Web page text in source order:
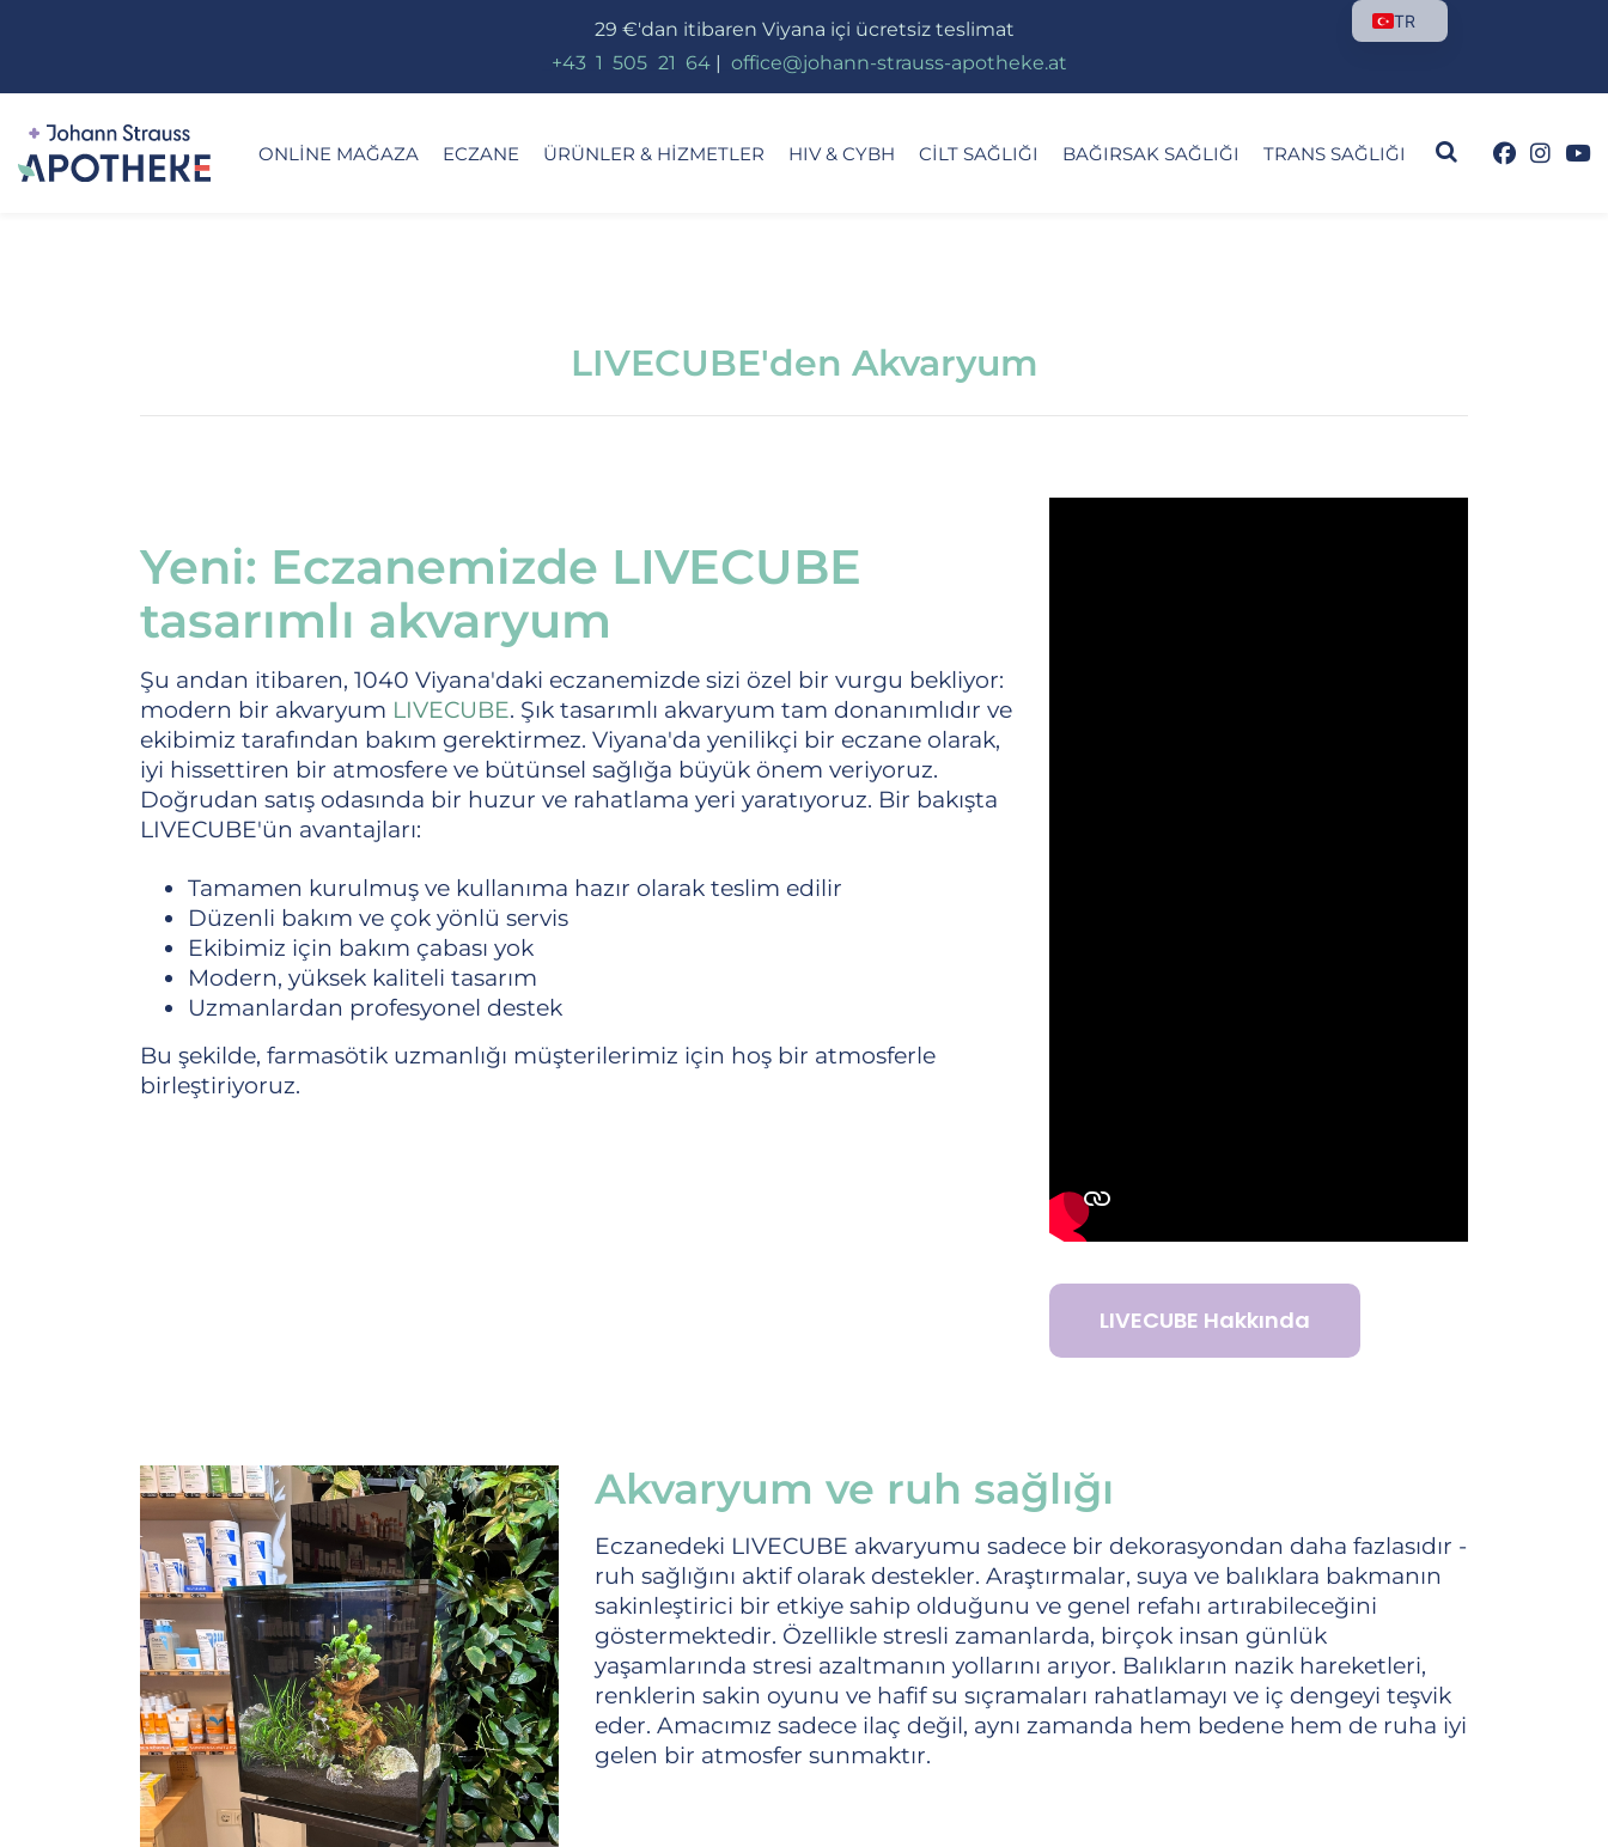
29 €'dan itibaren Viyana içi ücretsiz teslimat
+43_ 1 505_ 21 64| office@johann-strauss-apotheke.at
ONLINE MAĞAZA ECZANE ÜRÜNLER & HIZMETLER HIV & CYBH CILT SAĞLIĞI BAĞIRSAK SAĞLIĞI TRANS SAĞLIĞI
LIVECUBE'den Akvaryum
Yeni: Eczanemizde LIVECUBE
tasarımlı akvaryum
Şu andan itibaren, 1040 Viyana'daki eczanemizde sizi özel bir vurgu bekliyor:
modern bir akvaryum LIVECUBE. Şık tasarımlı akvaryum tam donanımlıdır ve
ekibimiz tarafından bakım gerektirmez. Viyana'da yenilikçi bir eczane olarak,
iyi hissettiren bir atmosfere ve bütünsel sağlığa büyük önem veriyoruz.
Doğrudan satış odasında bir huzur ve rahatlama yeri yaratıyoruz. Bir bakışta
LIVECUBE'ün avantajları:
Tamamen kurulmuş ve kullanıma hazır olarak teslim edilir
Düzenli bakım ve çok yönlü servis
Ekibimiz için bakım çabası yok
Modern, yüksek kaliteli tasarım
Uzmanlardan profesyonel destek
Bu şekilde, farmasötik uzmanlığı müşterilerimiz için hoş bir atmosferle
birleştiriyoruz.
LIVECUBE Hakkında
Akvaryum ve ruh sağlığı
Eczanedeki LIVECUBE akvaryumu sadece bir dekorasyondan daha fazlasıdır -
ruh sağlığını aktif olarak destekler. Araştırmalar, suya ve balıklara bakmanın
sakinleştirici bir etkiye sahip olduğunu ve genel refahı artırabileceğini
göstermektedir. Özellikle stresli zamanlarda, birçok insan günlük
yaşamlarında stresi azaltmanın yollarını arıyor. Balıkların nazik hareketleri,
renklerin sakin oyunu ve hafif su sıçramaları rahatlamayı ve iç dengeyi teşvik
eder. Amacımız sadece ilaç değil, aynı zamanda hem bedene hem de ruha iyi
gelen bir atmosfer sunmaktır.
TR